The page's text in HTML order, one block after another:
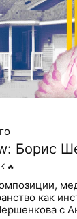
Борис
🔥
как
с